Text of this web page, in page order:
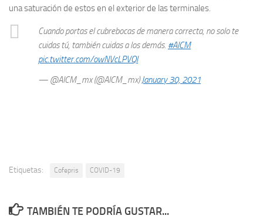
una saturación de estos en el exterior de las terminales.
Cuando portas el cubrebocas de manera correcta, no solo te
cuidas tú, también cuidas a los demás. #AICM
pic.twitter.com/owNVcLPVQl
— @AICM_mx (@AICM_mx)January 30, 2021
Etiquetas: Cofepris COVID-19
TAMBIÉN TE PODRÍA GUSTAR...